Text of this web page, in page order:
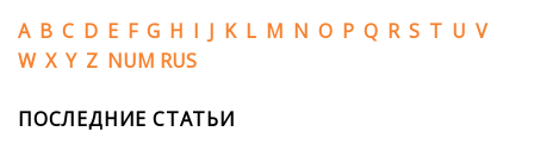
A B C D E F G H I J K L M N O P Q R S T U V
W X Y Z NUM RUS
ПОСЛЕДНИЕ СТАТЬИ